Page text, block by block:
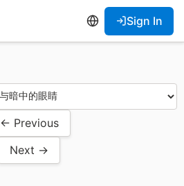
Sign In
← Previous
Next →